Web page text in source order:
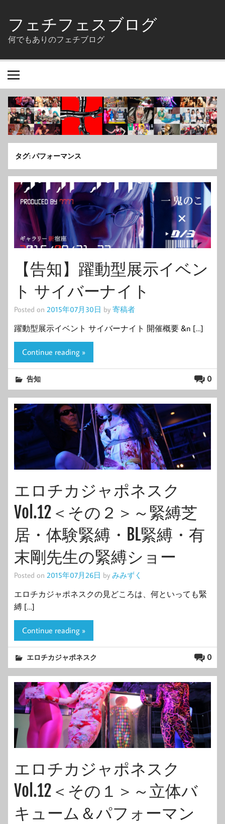
content
フェチフェスブログ
何でもありのフェチブログ
タグ:パフォーマンス
【告知】躍動型展示イベン
ト サイバーナイト
Posted on 2015年07月30日 by 寄稿者
躍動型展示イベント サイバーナイト 開催概要 &n […]
Continue reading »
0
告知
エロチカジャポネスク
Vol.12＜その２＞～緊縛芝
居・体験緊縛・BL緊縛・有
末剛先生の緊縛ショー
Posted on 2015年07月26日 by みみずく
エロチカジャポネスクの見どころは、何といっても緊
縛 […]
Continue reading »
0
エロチカジャポネスク
エロチカジャポネスク
Vol.12＜その１＞～立体バ
キューム＆パフォーマン